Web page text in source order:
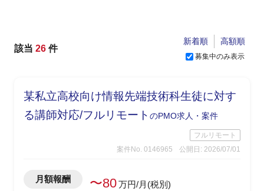
該当 26 件
募集中のみ表示
新着順 高額順
某私立高校向け情報先端技術科生徒に対す
る講師対応/フルリモート のPMO求人・案件
フルリモート
案件No. 0146965
公開日: 2026/07/01
月額報酬 〜80万円/月(税別)